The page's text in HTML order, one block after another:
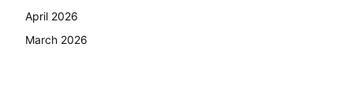
April 2026
March 2026